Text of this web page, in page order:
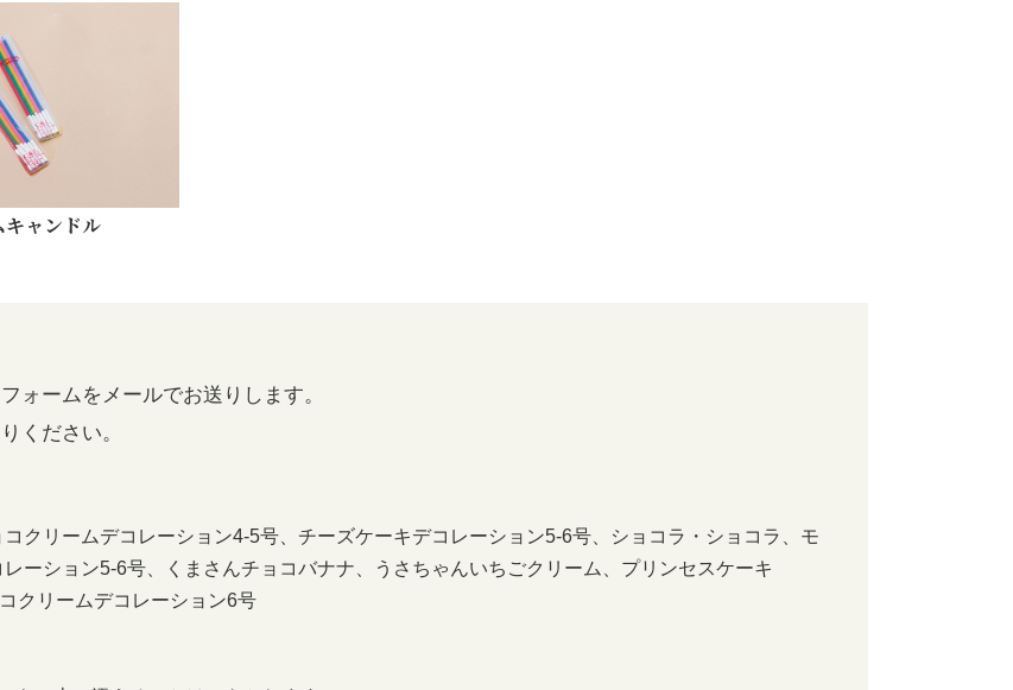
キャンドル
ォームをメールでお送りします。
ください。
クリームデコレーション4-5号、チーズケーキデコレーション5-6号、ショコラ・ショコラ、モ
ーション5-6号、くまさんチョコバナナ、うさちゃんいちごクリーム、プリンセスケーキ
クリームデコレーション6号